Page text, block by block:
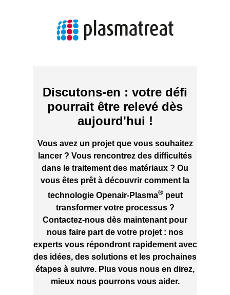
Discutons-en : votre défi
pourrait être relevé dès
aujourd'hui !
Vous avez un projet que vous souhaitez
lancer ? Vous rencontrez des difficultés
dans le traitement des matériaux ? Ou
vous êtes prêt à découvrir comment la
technologie Openair-Plasma®peut
transformer votre processus ?
Contactez-nous dès maintenant pour
nous faire part de votre projet : nos
experts vous répondront rapidement avec
des idées, des solutions et les prochaines
étapes à suivre. Plus vous nous en direz,
mieux nous pourrons vous aider.